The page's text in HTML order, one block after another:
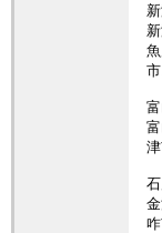
富
石